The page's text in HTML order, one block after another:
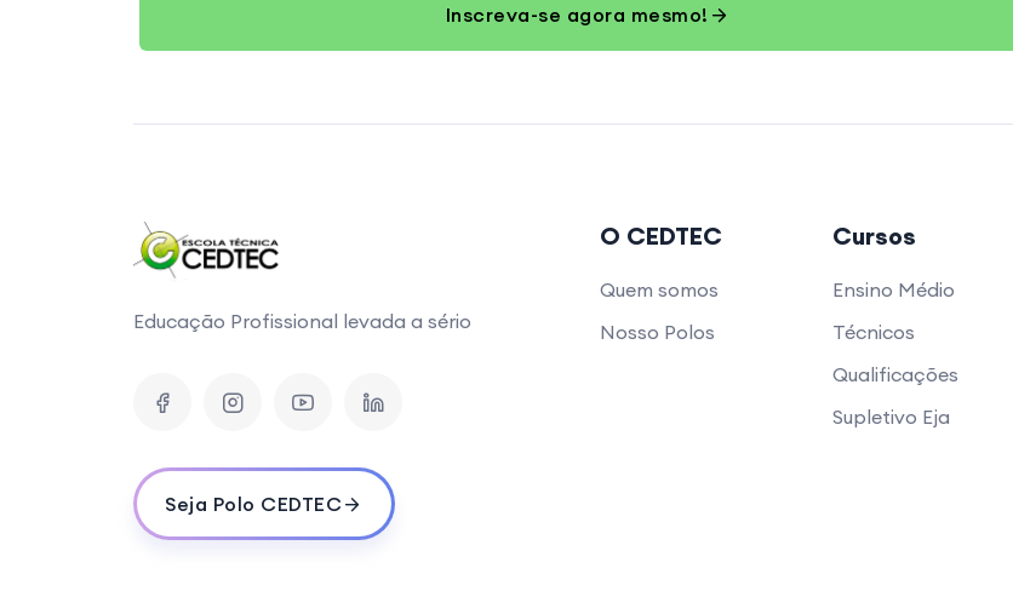
Inscreva-se agora mesmo!
Educação Profissional levada a sério
Seja Polo CEDTEC
O CEDTEC
Quem somos
Nosso Polos
Cursos
Ensino Médio
Técnicos
Qualificações
Supletivo Eja